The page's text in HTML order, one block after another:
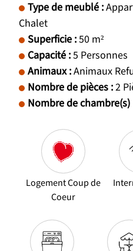
Type de meublé :
Chalet
Superficie :50 m²
Capacité :5 Personnes
Animaux:Animaux
Nombre de pièces :2
Nombre de chambre(s)
Logement Coup de
Coeur